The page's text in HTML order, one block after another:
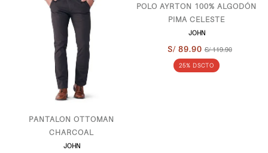
PANTALON OTTOMAN
CHARCOAL
JOHN
POLO AYRTON 100% ALGODÓN
PIMA CELESTE
JOHN
S/ 89.90 S/ 119.90
25% DSCTO